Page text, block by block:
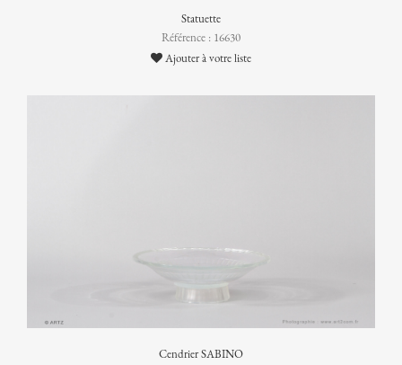
Statuette
Référence : 16630
Ajouter à votre liste
Cendrier SABINO